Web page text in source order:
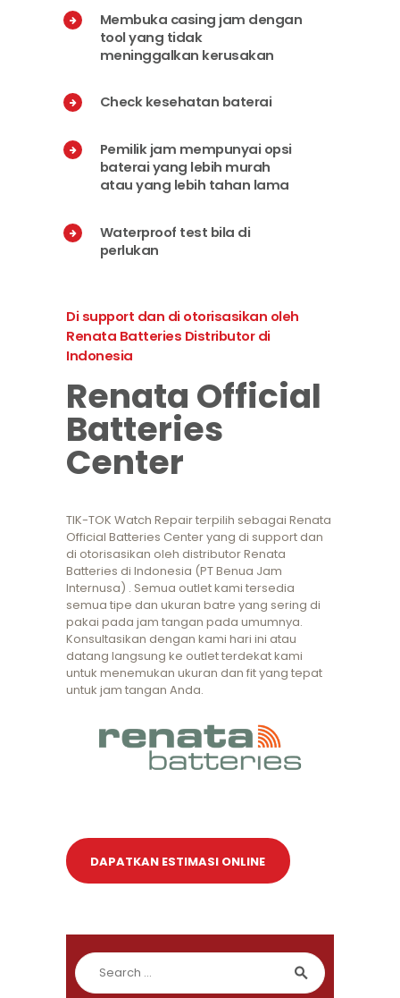
Membuka casing jam dengan
tool yang tidak
meninggalkan kerusakan
Check kesehatan baterai
Pemilik jam mempunyai opsi
baterai yang lebih murah
atau yang lebih tahan lama
Waterproof test bila di
perlukan
Di support dan di otorisasikan oleh
Renata Batteries Distributor di
Indonesia
Renata Official
Batteries
Center
TIK-TOK Watch Repair terpilih sebagai Renata
Official Batteries Center yang di support dan
di otorisasikan oleh distributor Renata
Batteries di Indonesia (PT Benua Jam
Internusa) . Semua outlet kami tersedia
semua tipe dan ukuran batre yang sering di
pakai pada jam tangan pada umumnya.
Konsultasikan dengan kami hari ini atau
datang langsung ke outlet terdekat kami
untuk menemukan ukuran dan fit yang tepat
untuk jam tangan Anda.
DAPATKAN ESTIMASI ONLINE
Search for: